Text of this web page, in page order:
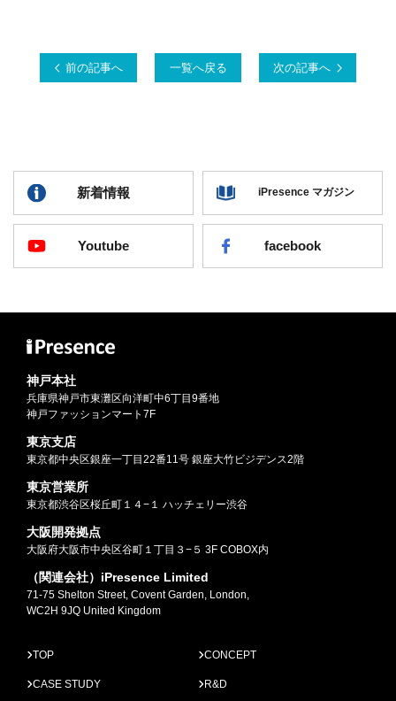
前の記事へ 一覧へ戻る 次の記事へ
新着情報 iPresence マガジン
Youtube facebook
神戸本社
兵庫県神戸市東灘区向洋町中6丁目9番地
神戸ファッションマート7F
東京支店
東京都中央区銀座一丁目22番11号 銀座大竹ビジデンス2階
東京営業所
東京都渋谷区桜丘町１４−１ ハッチェリー渋谷
大阪開発拠点
大阪府大阪市中央区谷町１丁目３−５ 3F COBOX内
（関連会社）iPresence Limited
71-75 Shelton Street, Covent Garden, London,
WC2H 9JQ United Kingdom
TOP CONCEPT
CASE STUDY R&D